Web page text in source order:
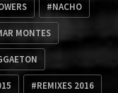
NACHO
MONTES
REMIXES 2016